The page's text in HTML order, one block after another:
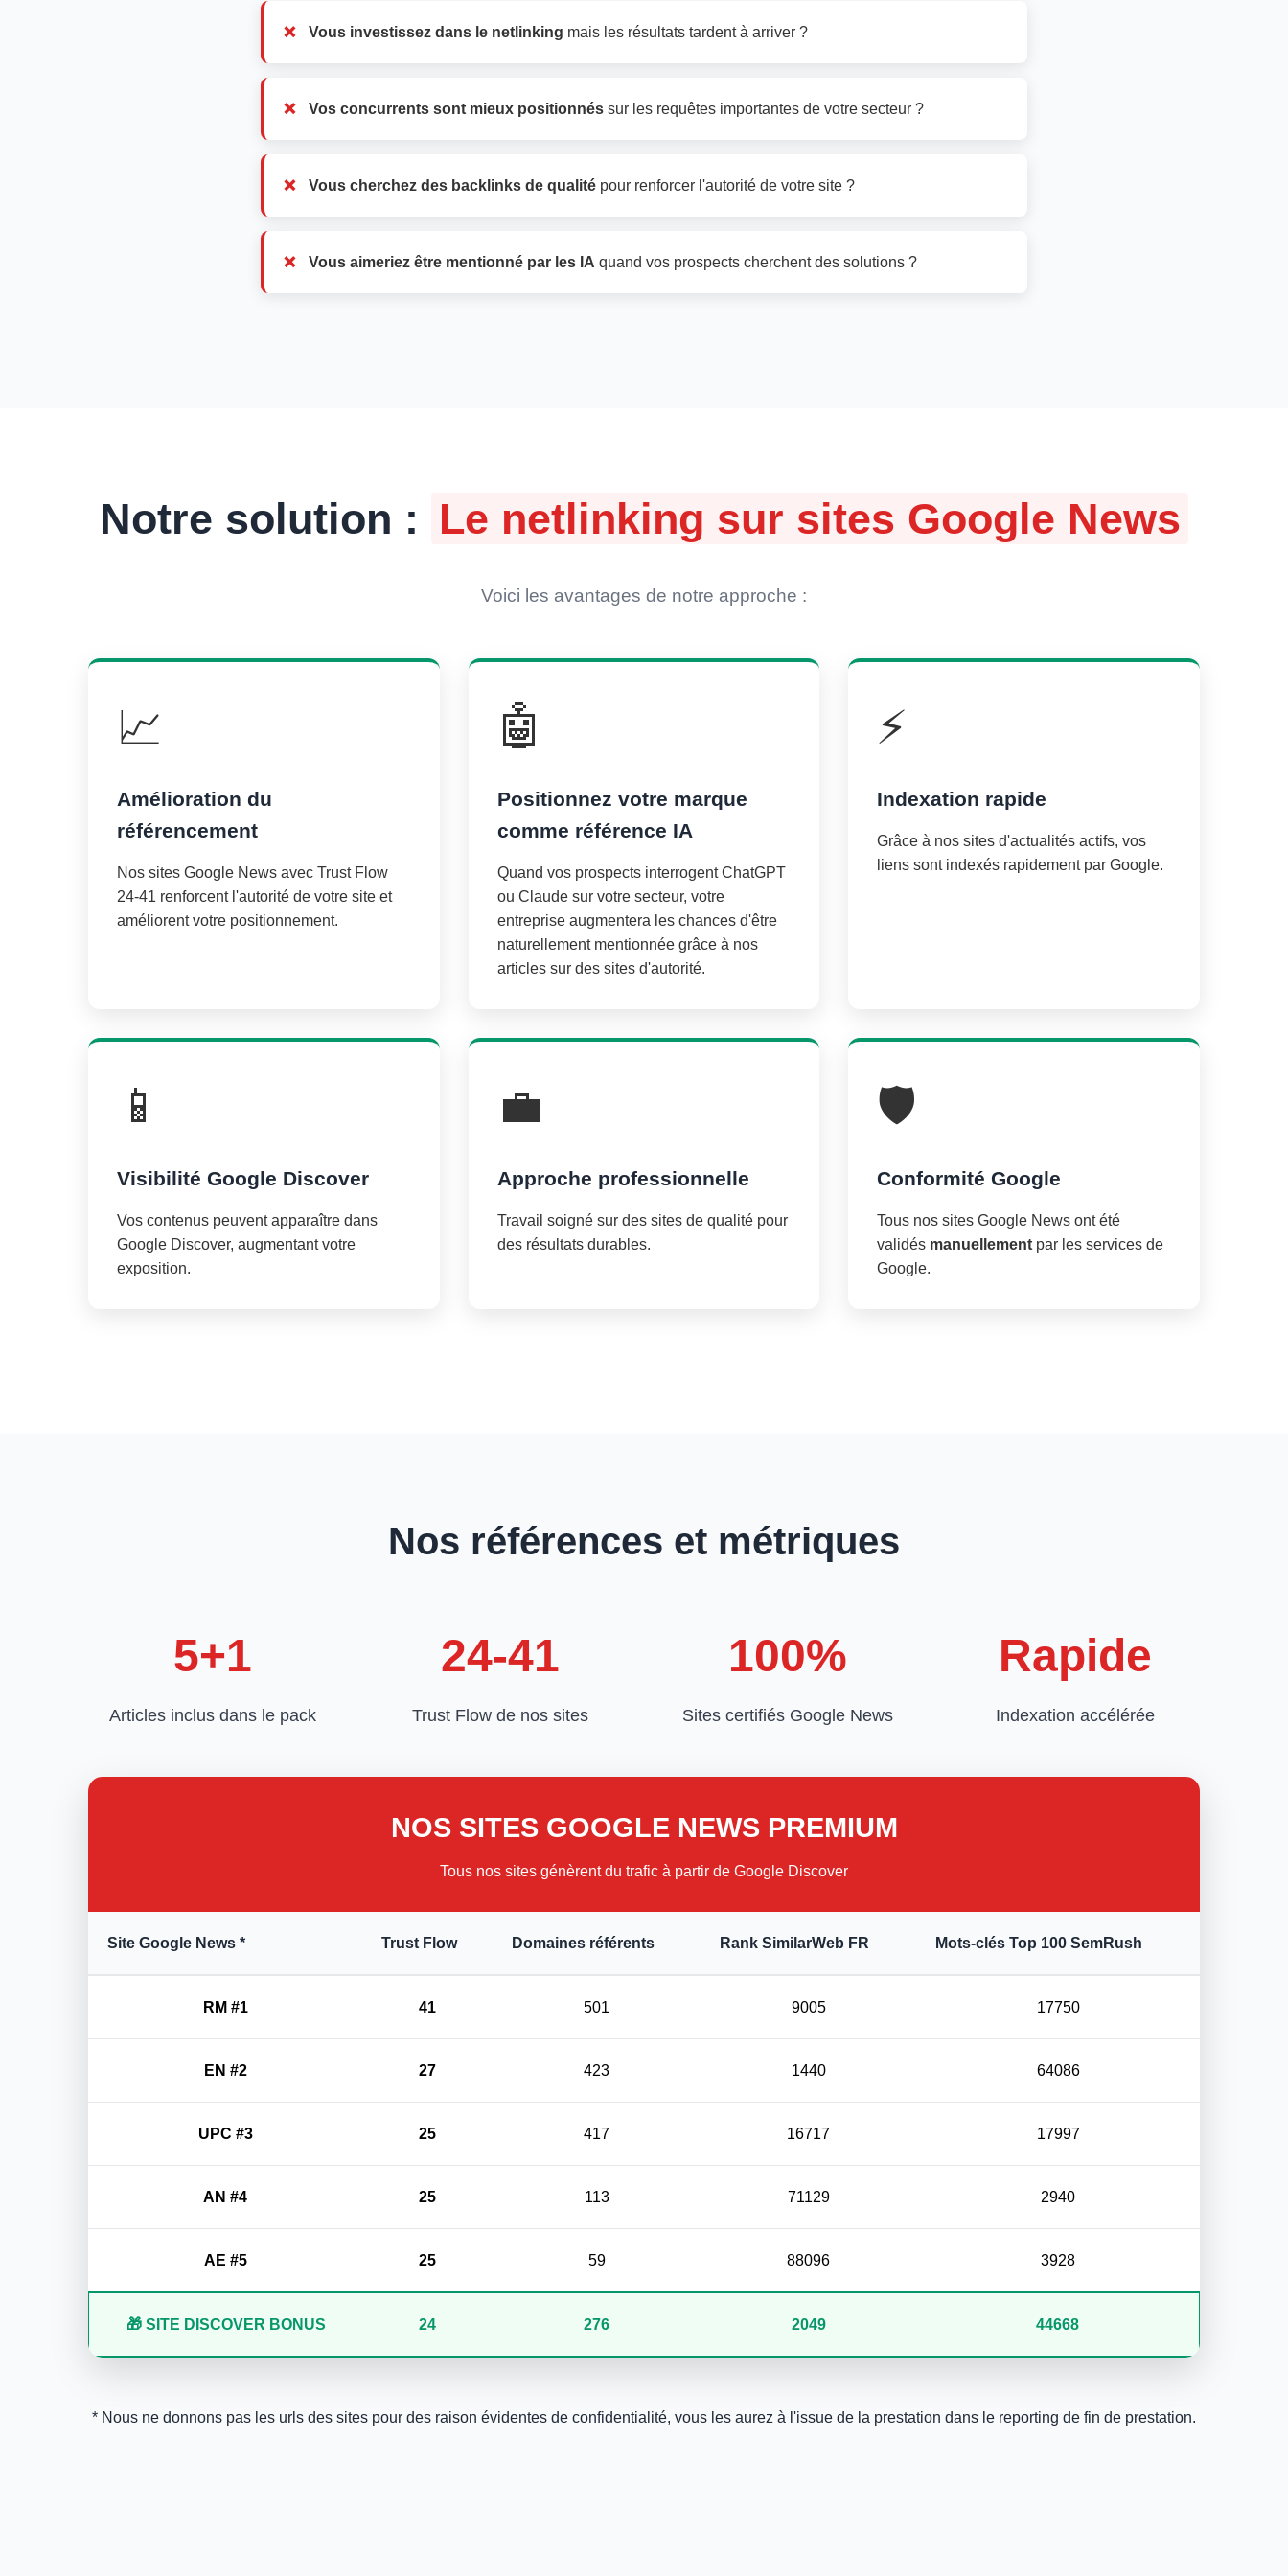
Vous investissez dans le netlinking mais les résultats tardent à arriver ?
Vos concurrents sont mieux positionnés sur les requêtes importantes de votre secteur ?
Vous cherchez des backlinks de qualité pour renforcer l'autorité de votre site ?
Vous aimeriez être mentionné par les IA quand vos prospects cherchent des solutions ?
Notre solution : Le netlinking sur sites Google News
Voici les avantages de notre approche :
📈
Amélioration du
référencement
Nos sites Google News avec Trust Flow
24-41 renforcent l'autorité de votre site et
améliorent votre positionnement.
🤖
Positionnez votre marque
comme référence IA
Quand vos prospects interrogent ChatGPT
ou Claude sur votre secteur, votre
entreprise augmentera les chances d'être
naturellement mentionnée grâce à nos
articles sur des sites d'autorité.
⚡
Indexation rapide
Grâce à nos sites d'actualités actifs, vos
liens sont indexés rapidement par Google.
📱
Visibilité Google Discover
Vos contenus peuvent apparaître dans
Google Discover, augmentant votre
exposition.
💼
Approche professionnelle
Travail soigné sur des sites de qualité pour
des résultats durables.
🛡️
Conformité Google
Tous nos sites Google News ont été
validés manuellement par les services de
Google.
Nos références et métriques
5+1
Articles inclus dans le pack
24-41
Trust Flow de nos sites
100%
Sites certifiés Google News
Rapide
Indexation accélérée
NOS SITES GOOGLE NEWS PREMIUM
Tous nos sites génèrent du trafic à partir de Google Discover
Site Google News * Trust Flow Domaines référents Rank SimilarWeb FR Mots-clés Top 100 SemRush
RM #1 41 501 9005 17750
EN #2 27 423 1440 64086
UPC #3 25 417 16717 17997
AN #4 25 113 71129 2940
AE #5 25 59 88096 3928
🎁 SITE DISCOVER BONUS 24 276 2049 44668
* Nous ne donnons pas les urls des sites pour des raison évidentes de confidentialité, vous les aurez à l'issue de la prestation dans le reporting de fin de prestation.